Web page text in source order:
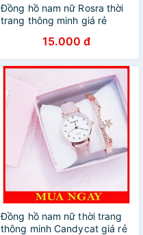
Đồng hồ nam nữ Rosra thời
trang thông minh giá rẻ
15.000 đ
Đồng hồ nam nữ thời trang
thông minh Candycat giá rẻ